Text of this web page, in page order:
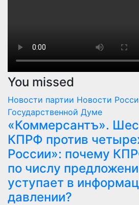
You missed
Новости партии Новости
Государственной Думе
«Коммерсантъ».
КПРФ против
России»: почему
по числу
уступает в
давлении?